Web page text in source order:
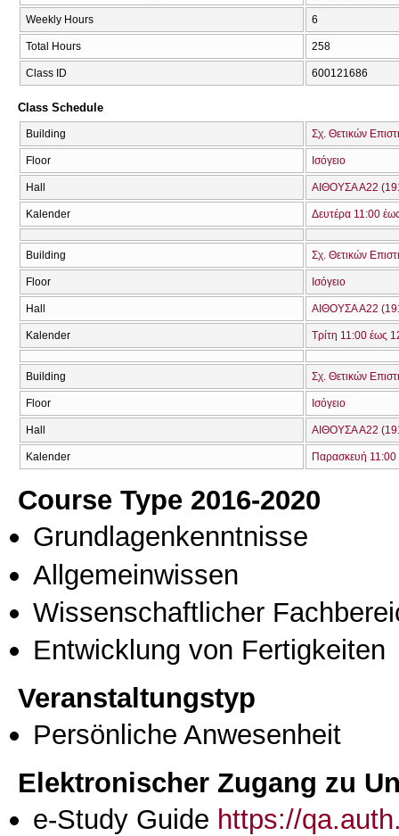
Weekly Hours 6
Total Hours 258
Class ID 600121686
Class Schedule
Building Σχ. Θετικών
Floor Ισόγειο
Hall ΑΙΘΟΥΣΑ Α22
Kalender Δευτέρα 11:00
Building Σχ. Θετικών
Floor Ισόγειο
Hall ΑΙΘΟΥΣΑ Α22
Kalender Τρίτη 11:00 έως
Building Σχ. Θετικών
Floor Ισόγειο
Hall ΑΙΘΟΥΣΑ Α22
Kalender Παρασκευή
Course Type 2016-2020
Grundlagenkenntnisse
Allgemeinwissen
Wissenschaftlicher
Entwicklung von Fertigkeiten
Veranstaltungstyp
Persönliche Anwesenheit
Elektronischer Zugang zu
e-Study Guide https://